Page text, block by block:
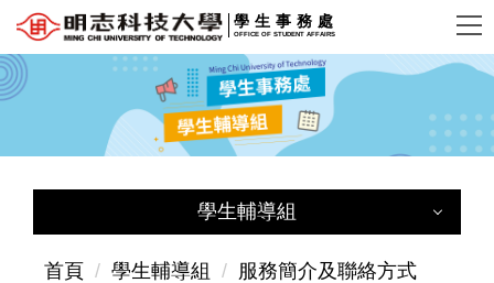
跳
到
主
學生事務處
OFFICE OF STUDENT AFFAIRS
學生輔導組
學生輔導組
首頁 學生輔導組
服務簡介及聯絡方式